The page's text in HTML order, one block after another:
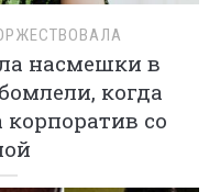
насмешки в
когда
со